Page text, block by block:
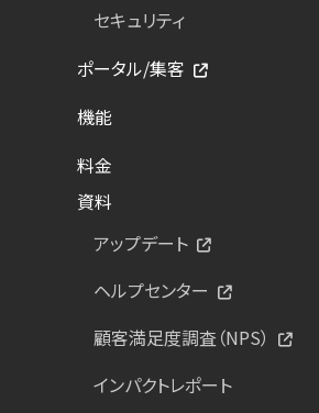
セキュリティ
ポータル/集客
機能
料金
資料
アップデート
ヘルプセンター
顧客満足度調査（NPS）
インパクトレポート